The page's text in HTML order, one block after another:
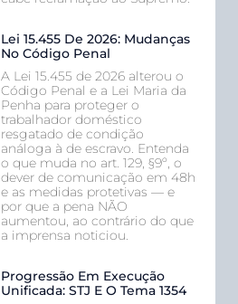
Lei 15.455 De 2026: Mudanças
No Código Penal
A Lei 15.455 de 2026 alterou o
Código Penal e a Lei Maria da
Penha para proteger o
trabalhador doméstico
resgatado de condição
análoga à de escravo. Entenda
o que muda no art. 129, §9º, o
dever de comunicação em 48h
e as medidas protetivas — e
por que a pena NÃO
aumentou, ao contrário do que
a imprensa noticiou.
Progressão Em Execução
Unificada: STJ E O Tema 1354